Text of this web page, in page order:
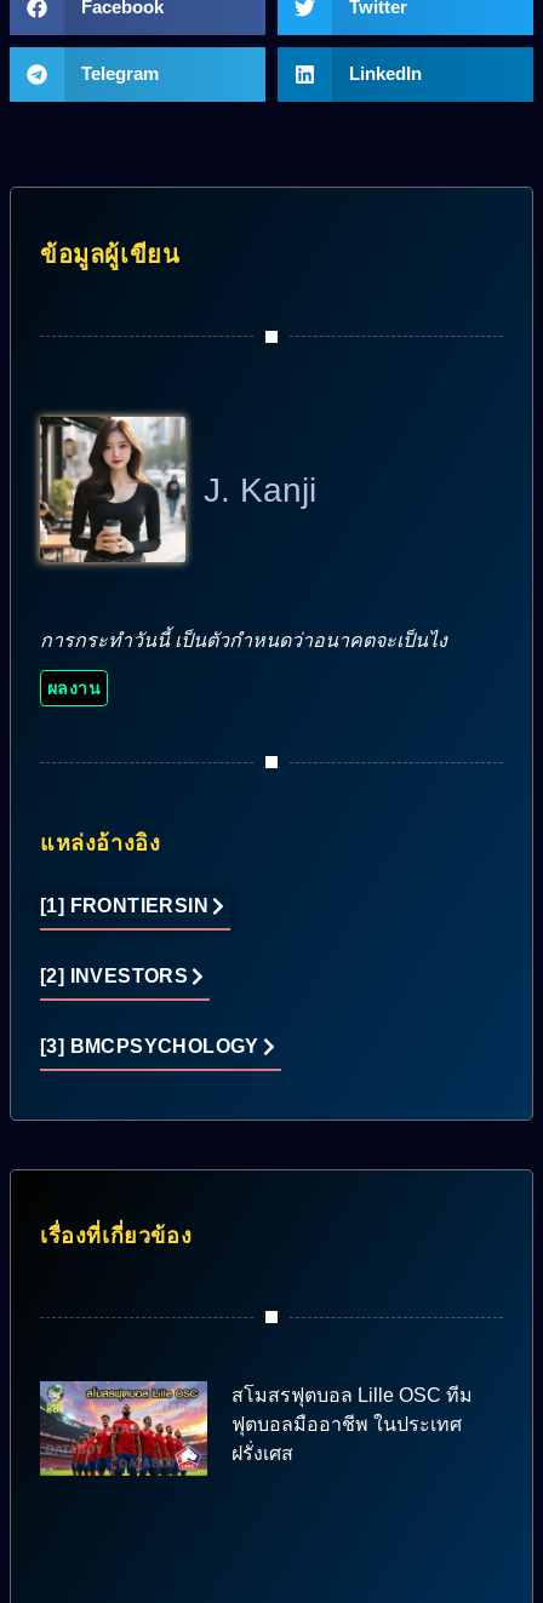
Facebook Twitter
Telegram LinkedIn
ข้อมูลผู้เขียน
J. Kanji
การกระทำวันนี้ เป็นตัวกำหนดว่าอนาคตจะเป็นไง
ผลงาน
แหล่งอ้างอิง
[1] FRONTIERSIN
[2] INVESTORS
[3] BMCPSYCHOLOGY
เรื่องที่เกี่ยวข้อง
สโมสรฟุตบอล Lille OSC ทีม
ฟุตบอลมืออาชีพ ในประเทศ
ฝรั่งเศส